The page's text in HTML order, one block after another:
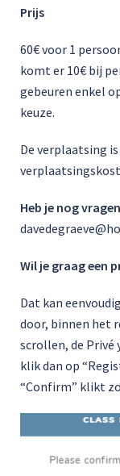
Prijs
60€ voor 1
komt er 10€ bij
gebeuren enkel
keuze.
De verplaatsing
Heb je nog
Wil je graag een
Dat kan
door, binnen het
scrollen, de Privé
klik dan op
“Confirm” klikt